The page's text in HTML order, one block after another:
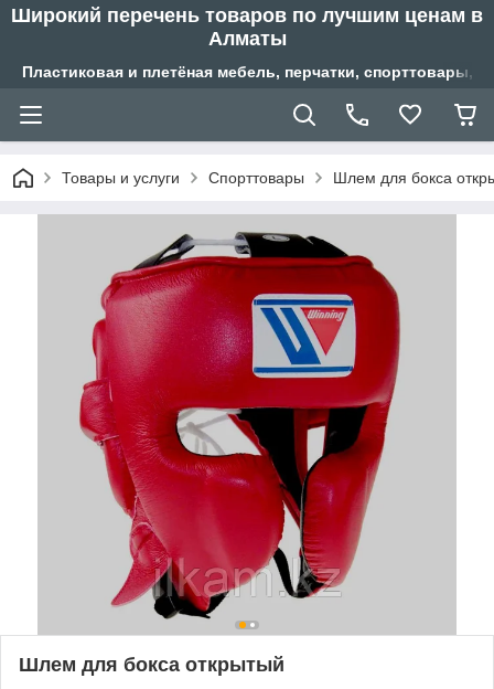
Широкий перечень товаров по лучшим ценам в
Алматы
Пластиковая и плетёная мебель, перчатки,
Товары и услуги Спорттовары Шлем для бокса
Шлем для бокса открытый